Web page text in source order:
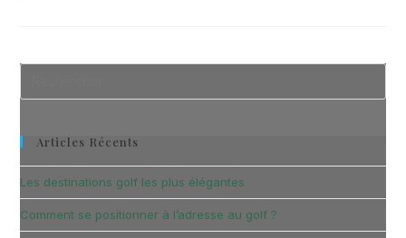
Articles Récents
Les destinations golf les plus élégantes
Comment se positionner à l’adresse au golf ?